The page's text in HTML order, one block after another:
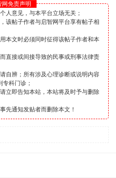
网免责声明
人意见，与本平台立场无关；
该帖子作者与启智网平台享有帖子相
本文时必须同时征得该帖子作者和本
直接或间接导致的民事或刑事法律责
自辨；所有涉及心理诊断或说明内容
科门诊；
立即告知本站，本站将及时予与删除
先通知发贴者而删除本文！